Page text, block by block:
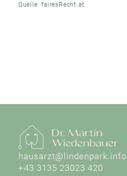
Quelle:fairesRecht.at
hausarzt@lindenpark.info
+43 3135 23023 420